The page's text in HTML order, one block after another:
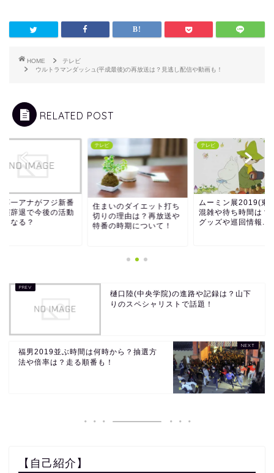
HOME
テレビ
ウルトラマンダッシュ(平成最後)の再放送は？見逃し配信や動画も！
RELATED POST
淳一アナがフジ新番
演辞退で今後の活動
うなる？
テレビ
住まいのダイエット打ち
切りの理由は？再放送や
特番の時期について！
テレビ
ムーミン展2019(東
混雑や待ち時間は？
グッズや巡回情報...
樋口陸(中央学院)の進路や記録は？山下
りのスペシャリストで話題！
福男2019並ぶ時間は何時から？抽選方
法や倍率は？走る順番も！
【自己紹介】